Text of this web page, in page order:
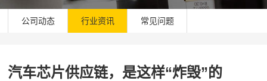
公司动态 行业资讯 常见问题
汽车芯片供应链，是这样“炸毁”的